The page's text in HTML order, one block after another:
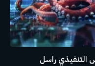
التنفيذي راسل